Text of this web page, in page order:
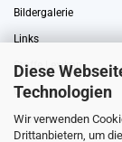
Diese
Technologien
Wir verwenden
Drittanbietern, um
Bildergalerie
Links
Stoffe Lexikon
Über uns
Gewerberabatt